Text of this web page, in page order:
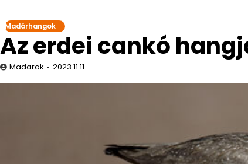
Madárhangok
Az erdei cankó
Madarak 2023.11.11.